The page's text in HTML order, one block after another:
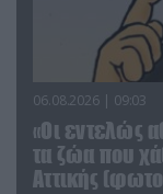
06.08.2026 | 09:03
«Οι εντελώς
τα ζώα που
Αττικής